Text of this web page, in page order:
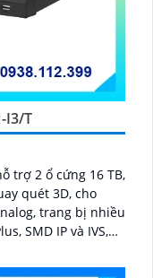
I3/T
trợ 2 ổ cứng 16 TB,
quét 3D, cho
trang bị nhiều
SMD IP và IVS,